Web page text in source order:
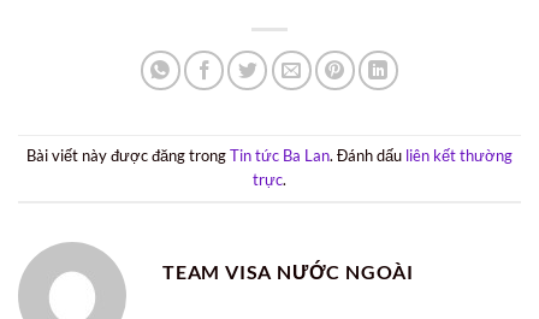
Bài viết này được đăng trongTin tức Ba Lan. Đánh dấu liên kết thường
trực.
TEAM VISA NƯỚC NGOÀI